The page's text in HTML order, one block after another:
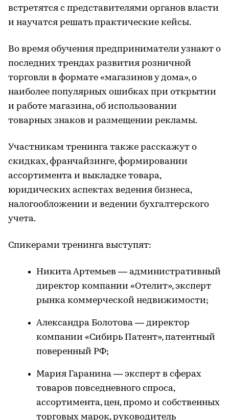
встретятся с представителями органов власти
и научатся решать практические кейсы.
Во время обучения предприниматели узнают о
последних трендах развития розничной
торговли в формате «магазинов у дома», о
наиболее популярных ошибках при открытии
и работе магазина, об использовании
товарных знаков и размещении рекламы.
Участникам тренинга также расскажут о
скидках, франчайзинге, формировании
ассортимента и выкладке товара,
юридических аспектах ведения бизнеса,
налогообложении и ведении бухгалтерского
учета.
Спикерами тренинга выступят:
Никита Артемьев — административный
директор компании «Отелит», эксперт
рынка коммерческой недвижимости;
Александра Болотова — директор
компании «Сибирь Патент», патентный
поверенный РФ;
Мария Гаранина — эксперт в сферах
товаров повседневного спроса,
ассортимента, цен, промо и собственных
торговых марок, руководитель